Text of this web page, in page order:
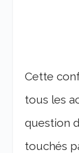
Cette
tous les
question
touchés